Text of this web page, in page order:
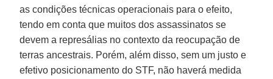
as condições técnicas operacionais para o efeito,
tendo em conta que muitos dos assassinatos se
devem a represálias no contexto da reocupação de
terras ancestrais. Porém, além disso, sem um justo e
efetivo posicionamento do STF, não haverá medida